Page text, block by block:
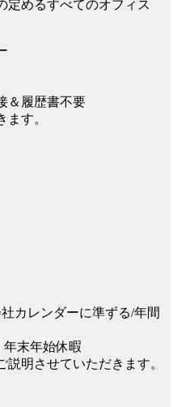
定めるすべてのオフィス
＆履歴書不要
す。
カレンダーに準ずる/年間
末年始休暇
明させていただきます。